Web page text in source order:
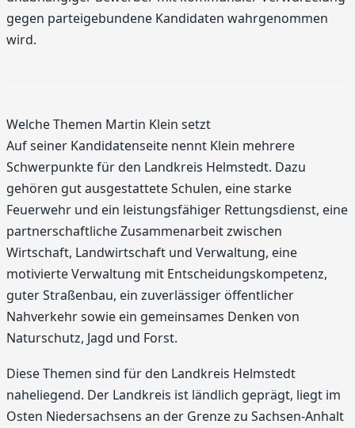
gegen parteigebundene Kandidaten wahrgenommen
wird.
Welche Themen Martin Klein setzt
Auf seiner Kandidatenseite nennt Klein mehrere
Schwerpunkte für den Landkreis Helmstedt. Dazu
gehören gut ausgestattete Schulen, eine starke
Feuerwehr und ein leistungsfähiger Rettungsdienst, eine
partnerschaftliche Zusammenarbeit zwischen
Wirtschaft, Landwirtschaft und Verwaltung, eine
motivierte Verwaltung mit Entscheidungskompetenz,
guter Straßenbau, ein zuverlässiger öffentlicher
Nahverkehr sowie ein gemeinsames Denken von
Naturschutz, Jagd und Forst.
Diese Themen sind für den Landkreis Helmstedt
naheliegend. Der Landkreis ist ländlich geprägt, liegt im
Osten Niedersachsens an der Grenze zu Sachsen-Anhalt